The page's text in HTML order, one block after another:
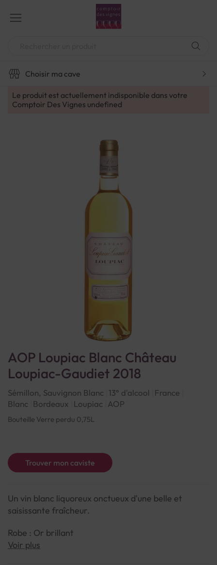
contenu
Choisir ma cave
Le produit est actuellement indisponible dans votre
Comptoir Des Vignes undefined
AOP Loupiac Blanc Château
Loupiac-Gaudiet 2018
Sémillon, Sauvignon Blanc 13° d'alcool
France
Blanc
Bordeaux Loupiac AOP
Bouteille Verre perdu 0,75L
Trouver mon caviste
Un vin blanc liquoreux onctueux d'une belle et
saisissante fraîcheur.
Robe : Or brillant
Voir plus